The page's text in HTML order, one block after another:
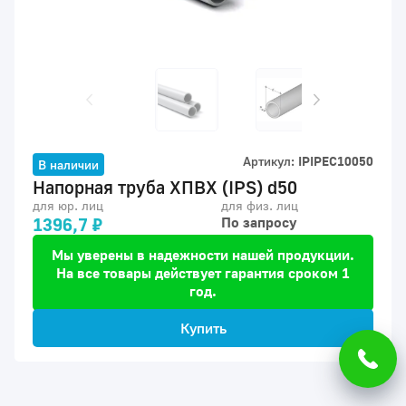
В наличии Артикул: IPIPEC10050
Напорная труба ХПВХ (IPS) d50
для юр. лиц
1396,7 ₽
для физ. лиц
По запросу
Мы уверены в надежности нашей продукции.
На все товары действует гарантия сроком 1
год.
Купить